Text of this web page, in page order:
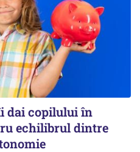
dai copilului în
echilibrul dintre